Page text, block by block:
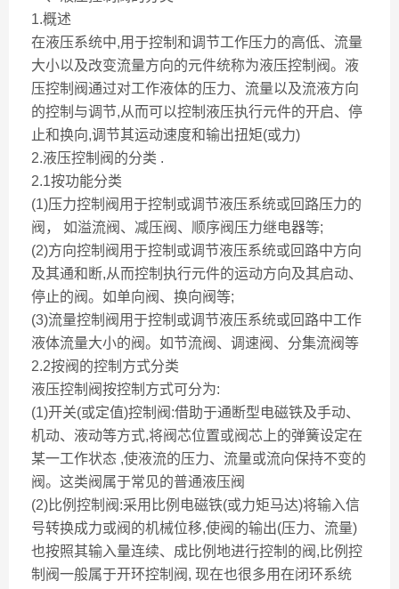
1.概述
在液压系统中,用于控制和调节工作压力的高低、流量
大小以及改变流量方向的元件统称为液压控制阀。液
压控制阀通过对工作液体的压力、流量以及流液方向
的控制与调节,从而可以控制液压执行元件的开启、停
止和换向,调节其运动速度和输出扭矩(或力)
2.液压控制阀的分类 .
2.1按功能分类
(1)压力控制阀用于控制或调节液压系统或回路压力的
阀， 如溢流阀、减压阀、顺序阀压力继电器等;
(2)方向控制阀用于控制或调节液压系统或回路中方向
及其通和断,从而控制执行元件的运动方向及其启动、
停止的阀。如单向阀、换向阀等;
(3)流量控制阀用于控制或调节液压系统或回路中工作
液体流量大小的阀。如节流阀、调速阀、分集流阀等
2.2按阀的控制方式分类
液压控制阀按控制方式可分为:
(1)开关(或定值)控制阀:借助于通断型电磁铁及手动、
机动、液动等方式,将阀芯位置或阀芯上的弹簧设定在
某一工作状态 ,使液流的压力、流量或流向保持不变的
阀。这类阀属于常见的普通液压阀
(2)比例控制阀:采用比例电磁铁(或力矩马达)将输入信
号转换成力或阀的机械位移,使阀的输出(压力、流量)
也按照其输入量连续、成比例地进行控制的阀,比例控
制阀一般属于开环控制阀, 现在也很多用在闭环系统